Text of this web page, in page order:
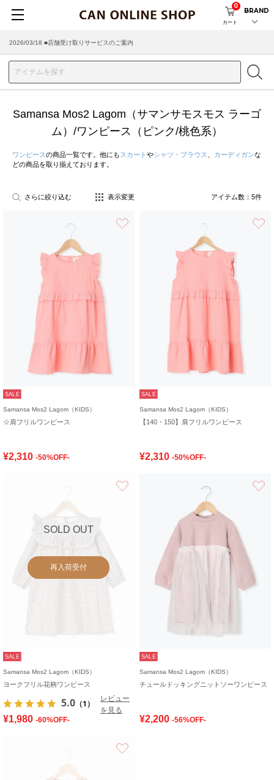
カート
0
BRAND
2026/03/18 ■店舗受け取りサービスのご案内
Samansa Mos2 Lagom（サマンサモスモス ラーゴ
ム）/ワンピース（ピンク/桃色系）
ワンピースの商品一覧です。他にも スカート やシャツ・ブラウス カーディガンな
どの商品を取り揃えております。
さらに絞り込む 表示変更 アイテム数： 5件
SALE
Samansa Mos2 Lagom（KIDS）
☆肩フリルワンピース
¥2,310 -50%OFF-
SALE
Samansa Mos2 Lagom（KIDS）
【140・150】肩フリルワンピース
¥2,310 -50%OFF-
SOLD OUT
再入荷受付
SALE
Samansa Mos2 Lagom（KIDS）
ヨークフリル花柄ワンピース
5.0 （1）
レビュー
を見る
¥1,980 -60%OFF-
SALE
Samansa Mos2 Lagom（KIDS）
チュールドッキングニットソーワンピース
¥2,200 -56%OFF-